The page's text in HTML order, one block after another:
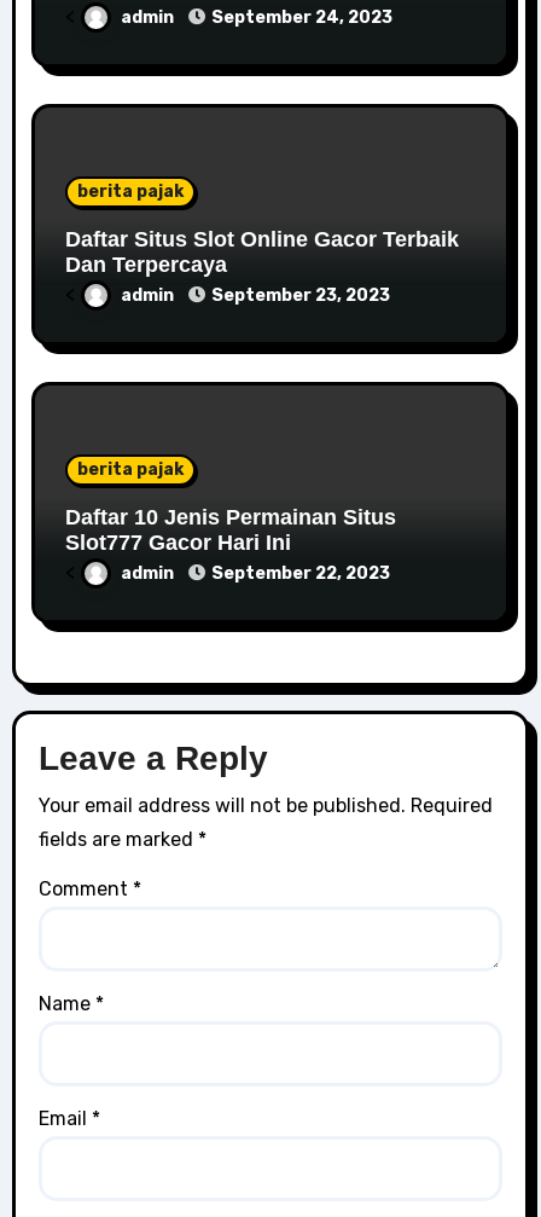
< admin September 24, 2023
berita pajak
Daftar Situs Slot Online Gacor Terbaik
Dan Terpercaya
< admin September 23, 2023
berita pajak
Daftar 10 Jenis Permainan Situs
Slot777 Gacor Hari Ini
< admin September 22, 2023
Leave a Reply
Your email address will not be published. Required
fields are marked *
Comment *
Name *
Email *